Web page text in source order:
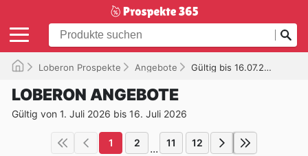
Loberon Prospekte Angebote Gültig bis 16.07.2026
LOBERON ANGEBOTE
Gültig von 1. Juli 2026 bis 16. Juli 2026
1 2 ... 11 12